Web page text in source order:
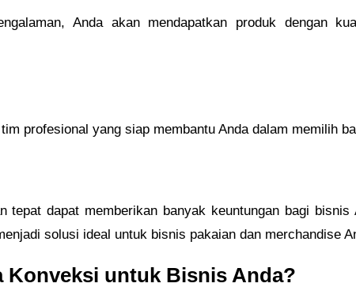
Anda akan mendapatkan produk dengan
profesional yang siap membantu Anda dalam memilih
tepat dapat memberikan banyak keuntungan bagi
solusi ideal untuk bisnis pakaian dan merchandise
Konveksi untuk Bisnis Anda?